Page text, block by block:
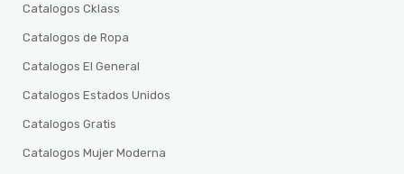
Catalogos Cklass
Catalogos de Ropa
Catalogos El General
Catalogos Estados Unidos
Catalogos Gratis
Catalogos Mujer Moderna